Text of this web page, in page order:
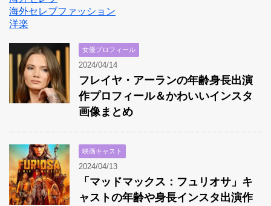
海外セレブファッション
洋楽
女優プロフィール
2024/04/14
フレイヤ・アーランの年齢身長出演
作プロフィール＆かわいいインスタ
画像まとめ
映画キャスト
2024/04/13
「マッドマックス：フュリオサ」キ
ャストの年齢や身長インスタ出演作